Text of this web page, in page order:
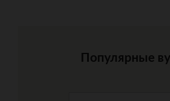
Популярные